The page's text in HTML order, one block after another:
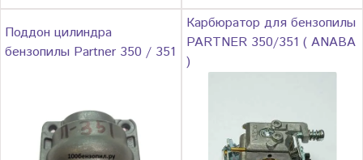
Поддон цилиндра
бензопилы Partner 350 / 351
Карбюратор для бензопилы
PARTNER 350/351 ( ANABA
)